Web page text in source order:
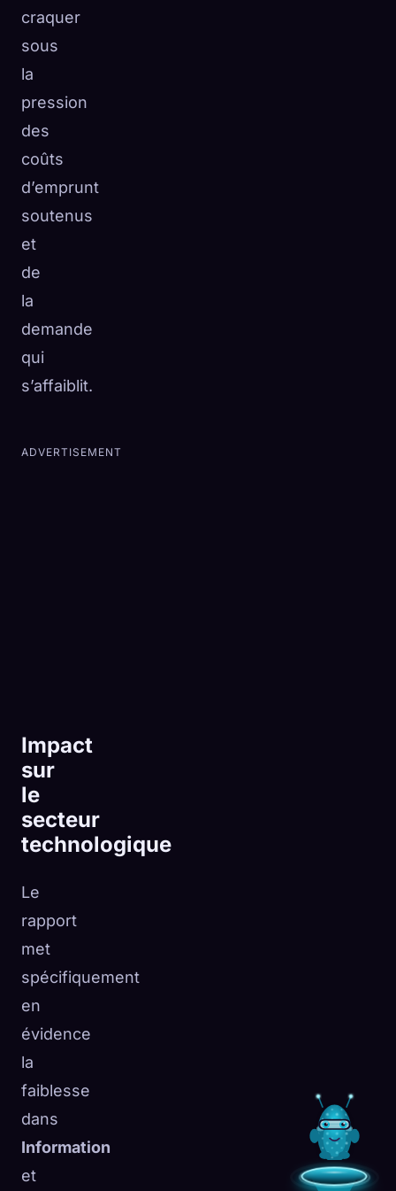
craquer
sous
la
pression
des
coûts
d’emprunt
soutenus
et
de
la
demande
qui
s’affaiblit.
ADVERTISEMENT
Impact
sur
le
secteur
technologique
Le
rapport
met
spécifiquement
en
évidence
la
faiblesse
dans
Information
et